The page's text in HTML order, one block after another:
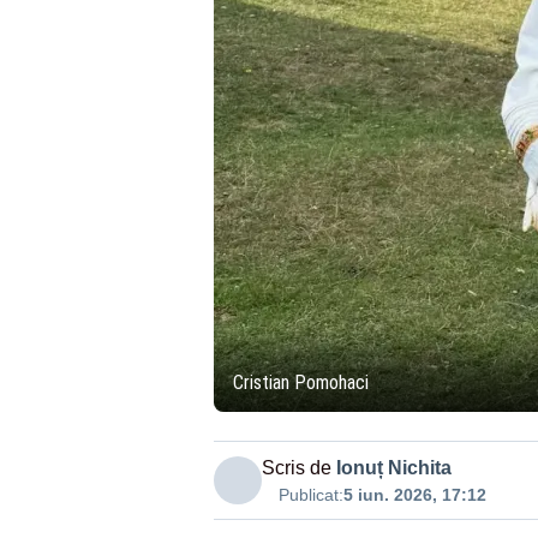
Cristian Pomohaci
Scris de Ionuț Nichita
Publicat:5 iun. 2026, 17:12